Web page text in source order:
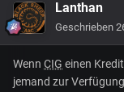
Lanthan
Geschrieben
Wenn CIG einen
jemand zur